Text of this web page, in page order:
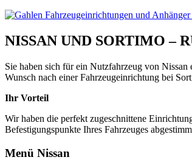
NISSAN UND SORTIMO –
Sie haben sich für ein Nutzfahrzeug von
Wunsch nach einer Fahrzeugeinrichtung bei
Ihr Vorteil
Wir haben die perfekt zugeschnittene
Befestigungspunkte Ihres Fahrzeuges
Menü Nissan